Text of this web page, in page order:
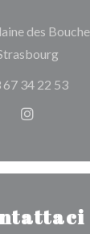
des
67 34 22 53